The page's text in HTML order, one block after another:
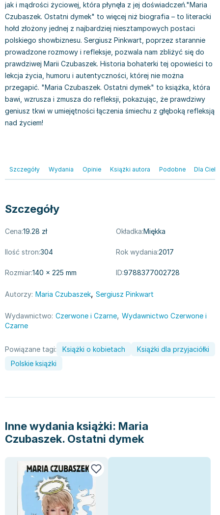
Jan Pietrzak
Marcin Kowalczyk
Piotr Zychowicz
Joanna Jabłczyńska
Piotr Kościelny
Jan Piński
Zygmunt Freud
Agata Passent
Michel Moran
Maciej Orłoś
Lew Tołstoj
Paulina Młynarska
Piotr Latocha
Piotr Semka
Jan Sztaudynger
Aleksander Puszkin
Małgorzata Ohme
Maddie Ziegler
Eric Helms
Anna Prus (oprac.)
Agnieszka Maciąg
Barbara Wrzesińska
Terry Pratchett
Virginia Woolf
jak i mądrości życiowej, która płynęła z jej doświadczeń."Maria
Czubaszek. Ostatni dymek" to więcej niż biografia – to literacki
hołd złożony jednej z najbardziej niesztampowych postaci
polskiego showbiznesu. Sergiusz Pinkwart, poprzez starannie
prowadzone rozmowy i refleksje, pozwala nam zbliżyć się do
prawdziwej Marii Czubaszek. Historia bohaterki tej opowieści to
lekcja życia, humoru i autentyczności, której nie można
przegapić. "Maria Czubaszek. Ostatni dymek" to książka, która
bawi, wzrusza i zmusza do refleksji, pokazując, że prawdziwy
geniusz tkwi w umiejętności łączenia śmiechu z głęboką refleksją
nad życiem!
Szczegóły Wydania Opinie Książki autora Podobne Dla
Szczegóły
Cena:19.28 zł Okładka:Miękka
Ilość stron:304 Rok wydania:2017
Rozmiar:140 × 225 mm ID:9788377002728
Autorzy: Maria Czubaszek, Sergiusz Pinkwart
Wydawnictwo: Czerwone i Czarne, Wydawnictwo Czerwone i
Czarne
Powiązane tagi: Książki o kobietach
Książki dla przyjaciółki
Polskie książki
Inne wydania książki: Maria
Czubaszek. Ostatni dymek